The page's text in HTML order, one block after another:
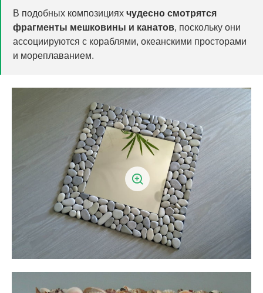
В подобных композициях чудесно смотрятся
фрагменты мешковины и канатов, поскольку они
ассоциируются с кораблями, океанскими просторами
и мореплаванием.